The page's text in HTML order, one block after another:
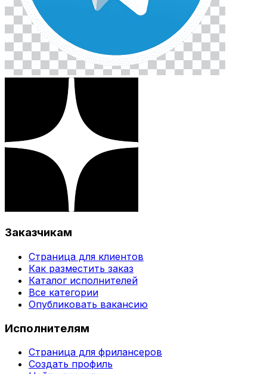
Заказчикам
Страница для клиентов
Как разместить заказ
Каталог исполнителей
Все категории
Опубликовать вакансию
Исполнителям
Страница для фрилансеров
Создать профиль